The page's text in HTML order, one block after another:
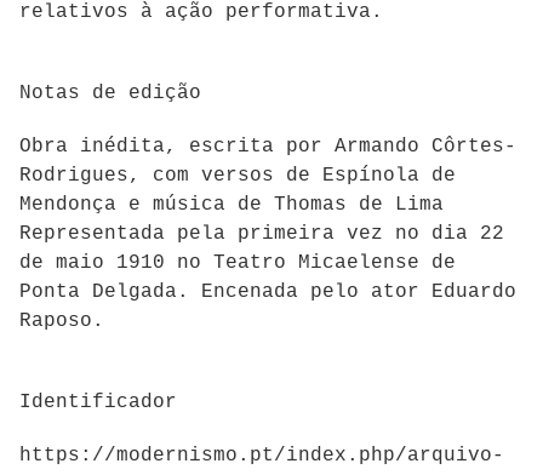
relativos à ação performativa.
Notas de edição
Obra inédita, escrita por Armando Côrtes-
Rodrigues, com versos de Espínola de
Mendonça e música de Thomas de Lima
Representada pela primeira vez no dia 22
de maio 1910 no Teatro Micaelense de
Ponta Delgada. Encenada pelo ator Eduardo
Raposo.
Identificador
https://modernismo.pt/index.php/arquivo-